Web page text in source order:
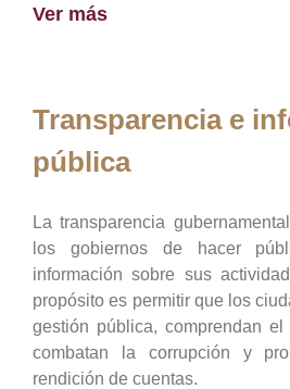
Ver más
Transparencia e
pública
La transparencia
los gobiernos de hacer
información sobre sus
propósito es permitir que los
gestión pública, comprendan
combatan la corrupción y
rendición de cuentas.